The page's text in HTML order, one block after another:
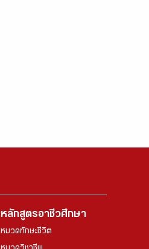
หลักสูตรอาชีวศึกษา
หมวดทักษะชีวิต